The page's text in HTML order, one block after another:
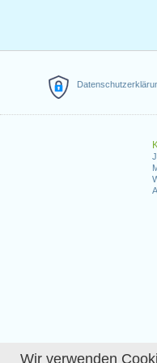
Wir verwenden